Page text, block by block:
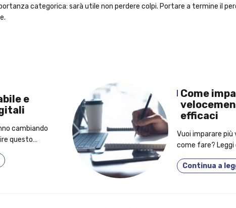
categorica: sarà utile non perdere colpi. Portare a termine il
e
cambiando
questo
Come
efficaci
Vuoi imparare
come fare?
Continua a